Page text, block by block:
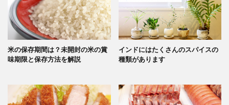
米の保存期間は？未開封の米の賞
味期限と保存方法を解説
インドにはたくさんのスパイスの
種類があります